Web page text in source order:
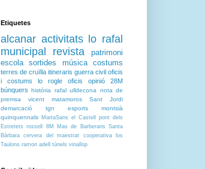
Etiquetes
alcanar activitats lo rafal
municipal
revista
patrimoni
escola
sortides música costums
terres de cruïlla itineraris guerra civil oficis
i costums
lo rogle oficis opinió
28M
búnquers història rafal ulldecona
nota de
premsa
vicent matamoros
Sant Jordi
demarcació tgn
esports
montsià
quinquennals MartaSans el Castell
pont dels
Estretets
rossell 8M Mas de Barberans
Santa
Bàrbara
cervera del maestrat cooperativa
los
Taulons ramon adell túnels vinallop